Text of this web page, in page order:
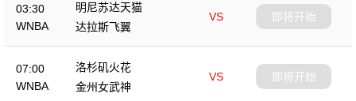
03:30
WNBA
明尼苏达天猫
VS
达拉斯飞翼
即将开始
07:00
WNBA
洛杉矶火花
VS
金州女武神
即将开始